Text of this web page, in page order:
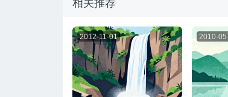
相关推荐
2012-11-01 2010-